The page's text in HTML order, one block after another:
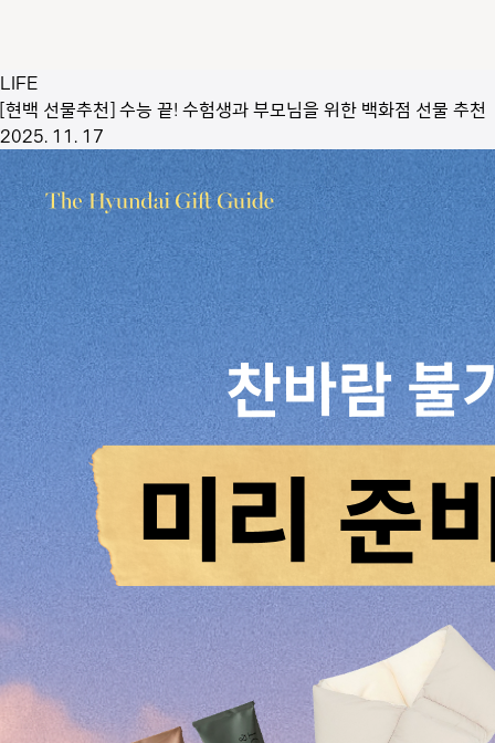
LIFE
[현백 선물추천] 수능 끝! 수험생과 부모님을 위한 백화점 선물 추천
2025. 11. 17